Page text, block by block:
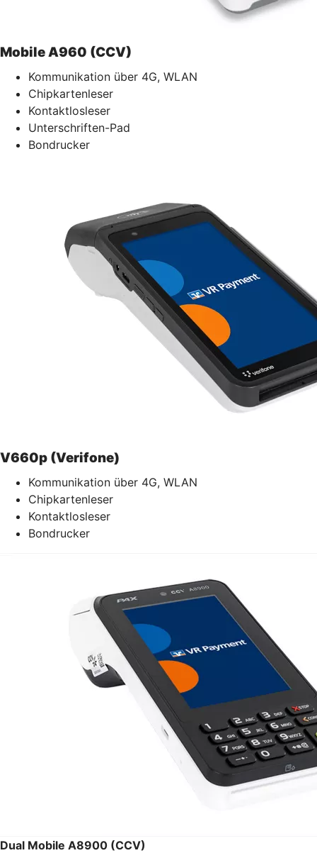
Mobile A960 (CCV)
Kommunikation über 4G, WLAN
Chipkartenleser
Kontaktlosleser
Unterschriften-Pad
Bondrucker
V660p (Verifone)
Kommunikation über 4G, WLAN
Chipkartenleser
Kontaktlosleser
Bondrucker
Dual Mobile A8900 (CCV)